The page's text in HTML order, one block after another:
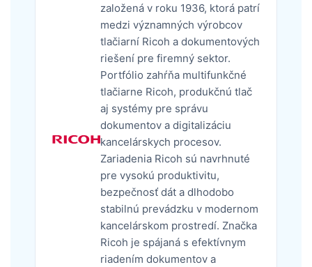
založená v roku 1936, ktorá patrí
medzi významných výrobcov
tlačiarní Ricoh a dokumentových
riešení pre firemný sektor.
Portfólio zahŕňa multifunkčné
tlačiarne Ricoh, produkčnú tlač
aj systémy pre správu
dokumentov a digitalizáciu
kancelárskych procesov.
Zariadenia Ricoh sú navrhnuté
pre vysokú produktivitu,
bezpečnosť dát a dlhodobo
stabilnú prevádzku v modernom
kancelárskom prostredí. Značka
Ricoh je spájaná s efektívnym
riadením dokumentov a